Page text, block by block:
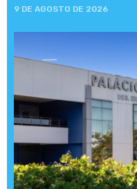
9 DE AGOSTO DE 2026